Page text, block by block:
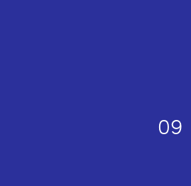
09